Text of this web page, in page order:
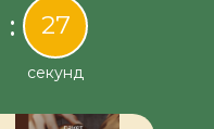
секунд
27
: